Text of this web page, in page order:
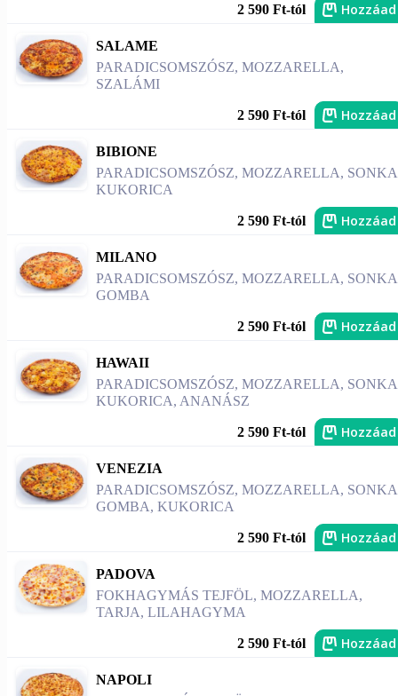
2 590 Ft-tól Hozzáad
SALAME
PARADICSOMSZÓSZ, MOZZARELLA,
SZALÁMI
2 590 Ft-tól Hozzáad
BIBIONE
PARADICSOMSZÓSZ, MOZZARELLA,
KUKORICA
2 590 Ft-tól Hozzáad
MILANO
PARADICSOMSZÓSZ, MOZZARELLA,
GOMBA
2 590 Ft-tól Hozzáad
HAWAII
PARADICSOMSZÓSZ, MOZZARELLA,
KUKORICA, ANANÁSZ
2 590 Ft-tól Hozzáad
VENEZIA
PARADICSOMSZÓSZ, MOZZARELLA,
GOMBA, KUKORICA
2 590 Ft-tól Hozzáad
PADOVA
FOKHAGYMÁS TEJFÖL, MOZZARELLA,
TARJA, LILAHAGYMA
2 590 Ft-tól Hozzáad
NAPOLI